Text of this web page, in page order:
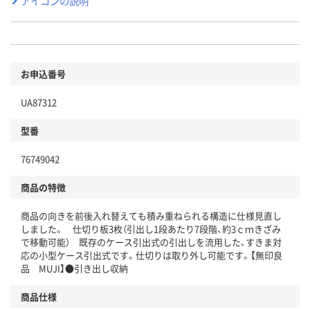
お申込番号
UA87312
型番
76749042
商品の特徴
商品の向きを前後入れ替えても積み重ねられる構造に仕様見直し
しました。 仕切り板3枚（引出し1段あたり7段階、約3ｃｍきざみ
で移動可能） 既存のケース引出式の引出しを流用した、すきま対
応の小型ケース引出式です。仕切りは取り外し可能です。【無印良
品 MUJI】●引き出し収納
商品仕様